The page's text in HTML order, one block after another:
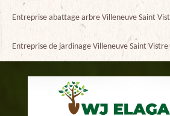
Entreprise abattage arbre Villeneuve Saint
Entreprise de jardinage Villeneuve Saint Vistre